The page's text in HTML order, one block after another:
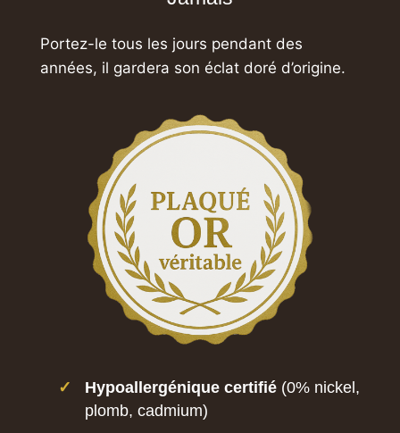
Portez-le tous les jours pendant des
années, il gardera son éclat doré d’origine.
✓ Hypoallergénique certifié(0% nickel,
plomb, cadmium)